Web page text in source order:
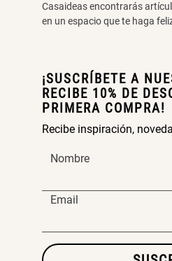
Casaideas encontrarás
en un espacio que te haga
¡SUSCRÍBETE A
RECIBE 10% DE
PRIMERA COMPRA!
Recibe inspiración,
Nombre
Email